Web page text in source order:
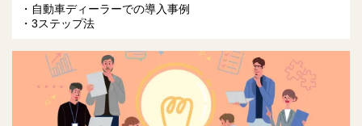
自動車ディーラーでの導入事例
3ステップ法